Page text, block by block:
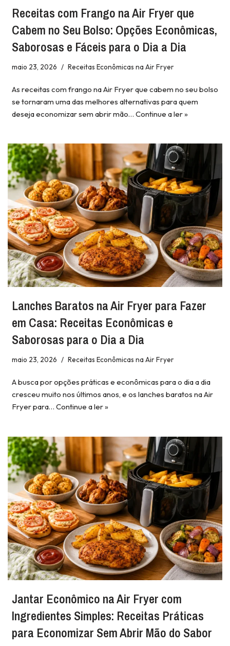
Receitas com Frango na Air Fryer que
Cabem no Seu Bolso: Opções Econômicas,
Saborosas e Fáceis para o Dia a Dia
maio 23, 2026 Receitas Econômicas na Air Fryer
As receitas com frango na Air Fryer que cabem no seu bolso
se tornaram uma das melhores alternativas para quem
deseja economizar sem abrir mão… Continue a ler »
Lanches Baratos na Air Fryer para Fazer
em Casa: Receitas Econômicas e
Saborosas para o Dia a Dia
maio 23, 2026 Receitas Econômicas na Air Fryer
A busca por opções práticas e econômicas para o dia a dia
cresceu muito nos últimos anos, e os lanches baratos na Air
Fryer para… Continue a ler »
Jantar Econômico na Air Fryer com
Ingredientes Simples: Receitas Práticas
para Economizar Sem Abrir Mão do Sabor